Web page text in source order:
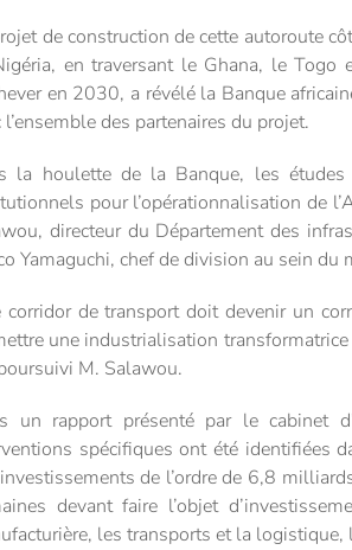
de construction de cette autoroute
en traversant le Ghana, le
en 2030, a révélé la Banque
l’ensemble des partenaires du projet.
la houlette de la Banque, les
pour l’opérationnalisation de
directeur du Département des
Yamaguchi, chef de division au sein du
corridor de transport doit devenir un
une industrialisation
M. Salawou.
un rapport présenté par le cabinet
spécifiques ont été identifiées
de l’ordre de 6,8
devant faire l’objet
les transports et la